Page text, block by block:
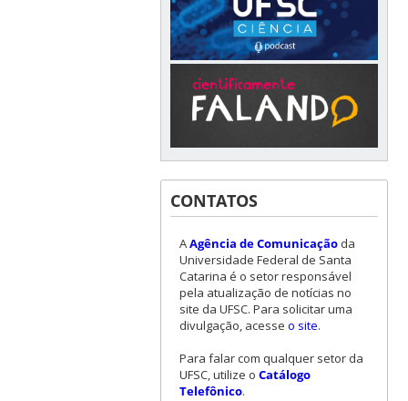
CONTATOS
AAgência de Comunicaçãoda
Universidade Federal de Santa
Catarina é o setor responsável
pela atualização de notícias no
site da UFSC. Para solicitar uma
divulgação, acesse o site.
Para falar com qualquer setor da
UFSC, utilize o Catálogo
Telefônico.